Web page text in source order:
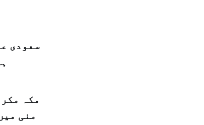
سعودی
مکہ
منی